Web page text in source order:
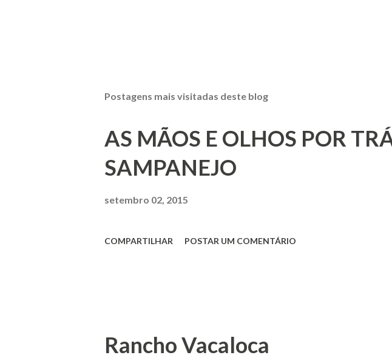
Postagens mais visitadas deste blog
AS MÃOS E OLHOS POR
SAMPANEJO
setembro 02, 2015
COMPARTILHAR POSTAR UM COMENTÁRIO
Rancho Vacaloca